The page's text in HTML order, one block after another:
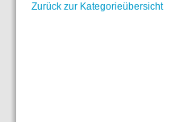
Zurück zur Kategorieübersicht